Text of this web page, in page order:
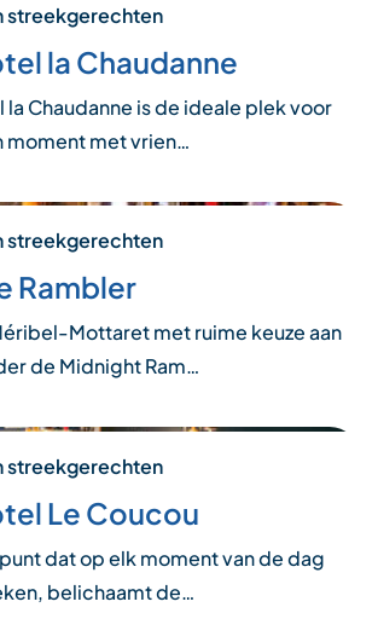
streekgerechten
la Chaudanne
la Chaudanne is de ideale plek voor
moment met vrien…
streekgerechten
Rambler
Mottaret met ruime keuze aan
de Midnight Ram…
streekgerechten
Le Coucou
dat op elk moment van de dag
belichaamt de…